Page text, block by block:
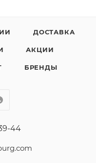
ДОСТАВКА
АКЦИИ
БРЕНДЫ
44